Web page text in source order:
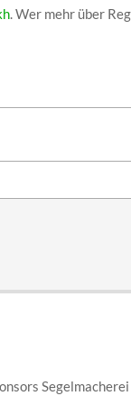
. Wer mehr über